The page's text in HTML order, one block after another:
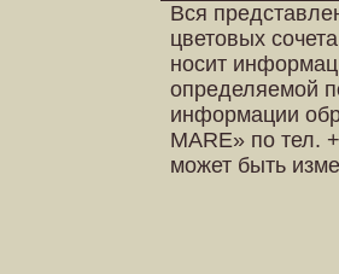
Вся
цветовых
носит
определяемой
информации
MARE» по тел.
может быть